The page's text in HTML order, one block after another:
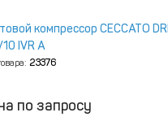
компрессор CECCATO
IVR A
23376
по запросу